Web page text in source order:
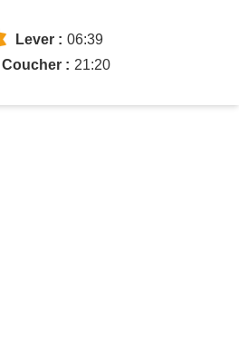
Lever : 06:39
Coucher : 21:20